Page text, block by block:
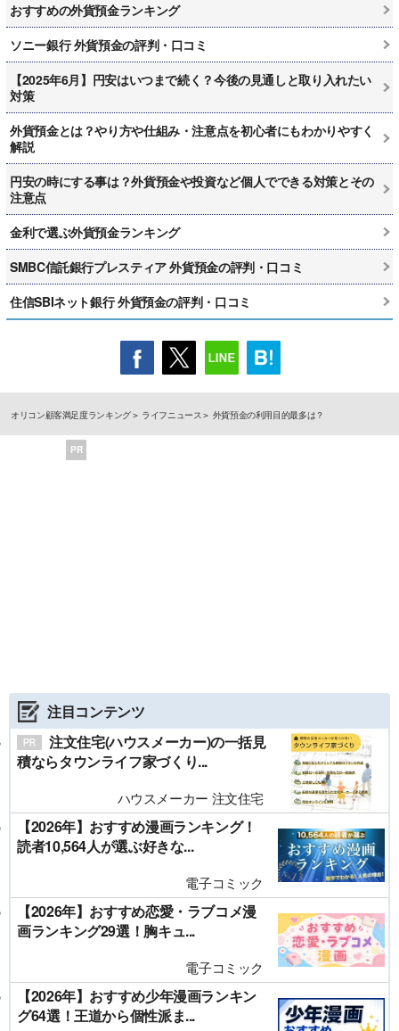
おすすめの外貨預金ランキング
ソニー銀行 外貨預金の評判・口コミ
【2025年6月】円安はいつまで続く？今後の見通しと取り入れたい
対策
外貨預金とは？やり方や仕組み・注意点を初心者にもわかりやすく
解説
円安の時にする事は？外貨預金や投資など個人でできる対策とその
注意点
金利で選ぶ外貨預金ランキング
SMBC信託銀行プレスティア 外貨預金の評判・口コミ
住信SBIネット銀行 外貨預金の評判・口コミ
オリコン顧客満足度ランキング ライフニュース 外貨預金の利用目的最多は？
PR
注目コンテンツ
注文住宅(ハウスメーカー)の一括見
積ならタウンライフ家づくり...
ハウスメーカー 注文住宅
【2026年】おすすめ漫画ランキング！
読者10,564人が選ぶ好きな...
電子コミック
【2026年】おすすめ恋愛・ラブコメ漫
画ランキング29選！胸キュ...
電子コミック
【2026年】おすすめ少年漫画ランキン
グ64選！王道から個性派ま...